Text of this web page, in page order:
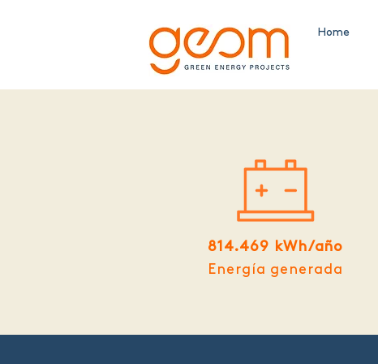
Home
814.469 kWh/año
Energía generada